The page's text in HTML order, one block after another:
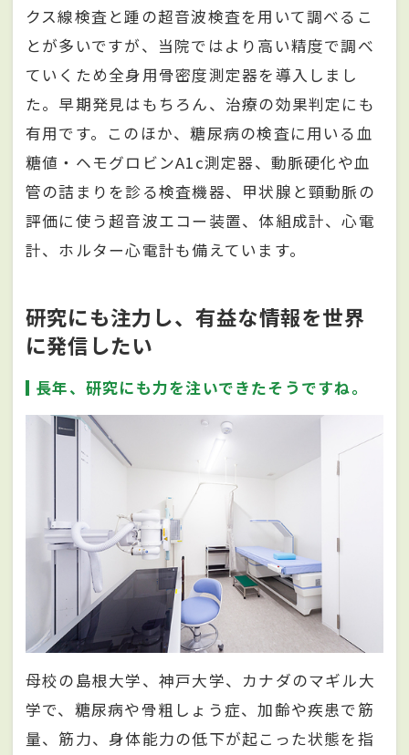
クス線検査と踵の超音波検査を用いて調べるこ
とが多いですが、当院ではより高い精度で調べ
ていくため全身用骨密度測定器を導入しまし
た。早期発見はもちろん、治療の効果判定にも
有用です。このほか、糖尿病の検査に用いる血
糖値・ヘモグロビンA1c測定器、動脈硬化や血
管の詰まりを診る検査機器、甲状腺と頸動脈の
評価に使う超音波エコー装置、体組成計、心電
計、ホルター心電計も備えています。
研究にも注力し、有益な情報を世界
に発信したい
長年、研究にも力を注いできたそうですね。
母校の島根大学、神戸大学、カナダのマギル大
学で、糖尿病や骨粗しょう症、加齢や疾患で筋
量、筋力、身体能力の低下が起こった状態を指